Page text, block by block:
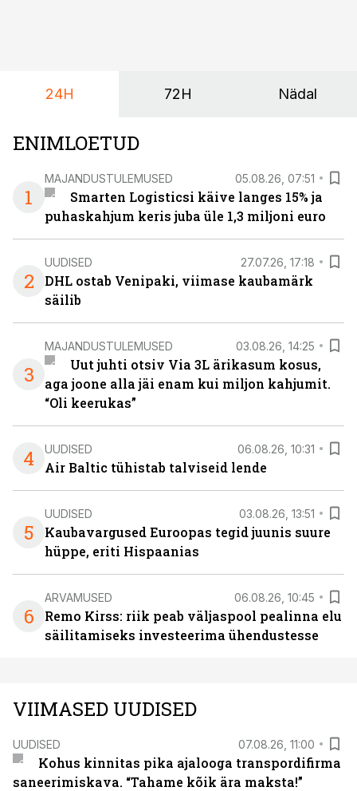
24H 72H Nädal
ENIMLOETUD
1
MAJANDUSTULEMUSED 05.08.26, 07:51
Smarten Logisticsi käive langes 15% ja
puhaskahjum keris juba üle 1,3 miljoni euro
2
UUDISED 27.07.26, 17:18
DHL ostab Venipaki, viimase kaubamärk
säilib
3
MAJANDUSTULEMUSED 03.08.26, 14:25
Uut juhti otsiv Via 3L ärikasum kosus,
aga joone alla jäi enam kui miljon kahjumit.
“Oli keerukas”
4 UUDISED 06.08.26, 10:31
Air Baltic tühistab talviseid lende
5
UUDISED 03.08.26, 13:51
Kaubavargused Euroopas tegid juunis suure
hüppe, eriti Hispaanias
6
ARVAMUSED 06.08.26, 10:45
Remo Kirss: riik peab väljaspool pealinna elu
säilitamiseks investeerima ühendustesse
VIIMASED UUDISED
UUDISED 07.08.26, 11:00
Kohus kinnitas pika ajalooga transpordifirma
saneerimiskava. “Tahame kõik ära maksta!”